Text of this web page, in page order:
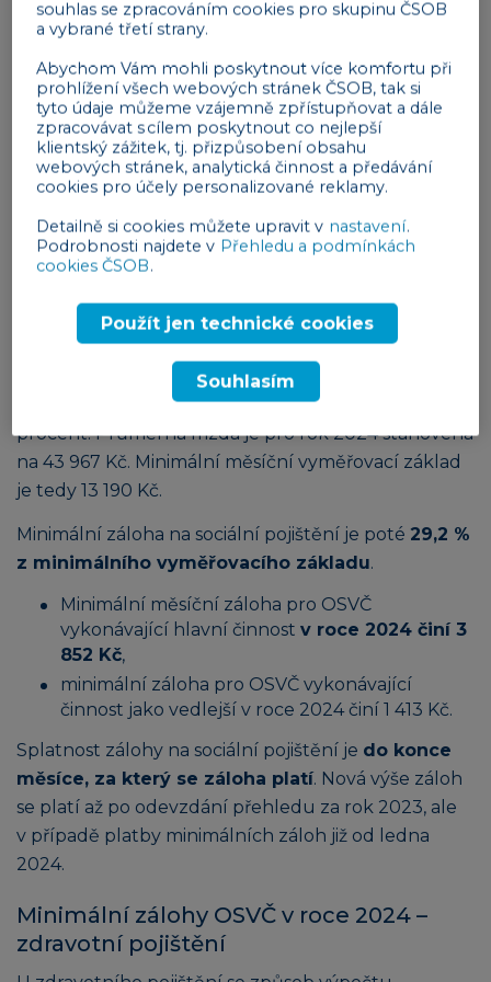
platit zálohy z minimálního vyměřovacího základu.
Reklama
Minimální vyměřovací základ a minimální
Minimální vyměřovací základ na sociální pojištění
pro hlavní činnost OSVČse zvyšuje z 25 na 30
procent průměrné mzdy(v roce 2025 na 35 % a
v roce 2026 na 40 %) a pro vedlejší činnost z 10 na 11
procent. Průměrná mzda je pro rok 2024 stanovena
na 43 967 Kč. Minimální měsíční vyměřovací základ
je tedy 13 190 Kč.
Minimální záloha na sociální pojištění je poté 29,2 %
z minimálního vyměřovacího základu.
Minimální měsíční záloha pro OSVČ
vykonávající hlavní činnost v roce 2024 činí 3
852 Kč,
minimální záloha pro OSVČ vykonávající
činnost jako vedlejší v roce 2024 činí 1 413 Kč.
Splatnost zálohy na sociální pojištění je do konce
měsíce, za který se záloha platí. Nová výše záloh
se platí až po odevzdání přehledu za rok 2023, ale
v případě platby minimálních záloh již od ledna
2024.
Minimální zálohy OSVČ v roce 2024 –
zdravotní pojištění
souhlas se zpracováním cookies pro skupinu ČSOB
a vybrané třetí strany.
Abychom Vám mohli poskytnout více komfortu při
prohlížení všech webových stránek ČSOB, tak si
tyto údaje můžeme vzájemně zpřístupňovat a dále
zpracovávat s cílem poskytnout co nejlepší
klientský zážitek, tj. přizpůsobení obsahu
webových stránek, analytická činnost a předávání
cookies pro účely personalizované reklamy.
Detailně si cookies můžete upravit v nastavení.
Podrobnosti najdete v Přehledu a podmínkách
cookies ČSOB.
Použít jen technické cookies
Souhlasím